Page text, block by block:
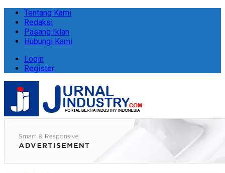
Tentang Kami
Redaksi
Pasang Iklan
Hubungi Kami
Login
Register